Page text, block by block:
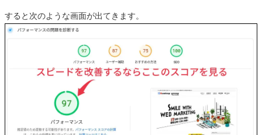
すると次のような画面が出てきます。